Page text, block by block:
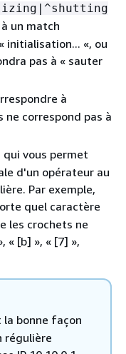
un match
initialisation... «, ou
pas à « sauter
à
ne correspond pas à
vous permet
d'un opérateur au
Par exemple,
quel caractère
les crochets ne
« [b] », « [7] »,
la bonne façon
régulière